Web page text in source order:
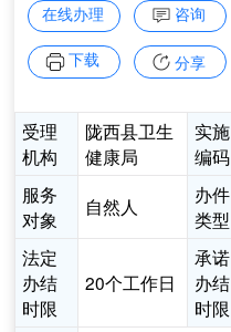
在线办理 咨询
下载 分享
受理
机构
陇西县卫生
健康局
实施
编码
服务
对象
自然人
办件
类型
法定
办结
时限
20个工作日
承诺
办结
时限